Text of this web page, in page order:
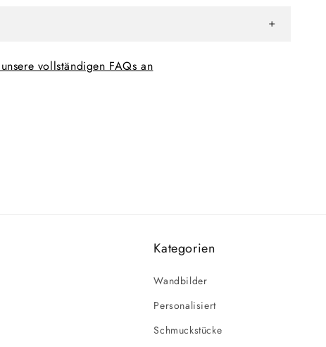
vollständigen FAQs an
Kategorien
Wandbilder
Personalisiert
Schmuckstücke